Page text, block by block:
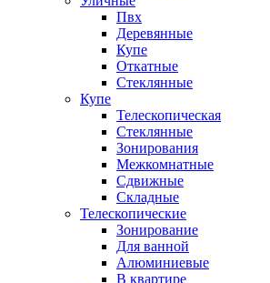
Пвх
Деревянные
Купе
Откатные
Стеклянные
Купе
Телескопическая
Стеклянные
Зонирования
Межкомнатные
Сдвижные
Складные
Телескопические
Зонирование
Для ванной
Алюминиевые
В квартире